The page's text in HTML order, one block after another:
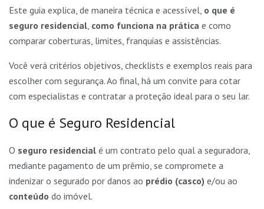
Este guia explica, de maneira técnica e acessível, o que é
seguro residencial, como funciona na prática e como
comparar coberturas, limites, franquias e assistências.
Você verá critérios objetivos, checklists e exemplos reais para
escolher com segurança. Ao final, há um convite para cotar
com especialistas e contratar a proteção ideal para o seu lar.
O que é Seguro Residencial
O seguro residencial é um contrato pelo qual a seguradora,
mediante pagamento de um prêmio, se compromete a
indenizar o segurado por danos ao prédio (casco) e/ou ao
conteúdo do imóvel.